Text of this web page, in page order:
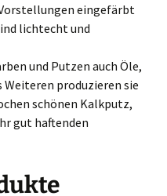
eingefärbt
lichtecht und
und Putzen auch Öle,
Weiteren produzieren sie
schönen Kalkputz,
gut haftenden